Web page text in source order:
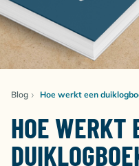
Blog Hoe werkt een
HOE WERKT